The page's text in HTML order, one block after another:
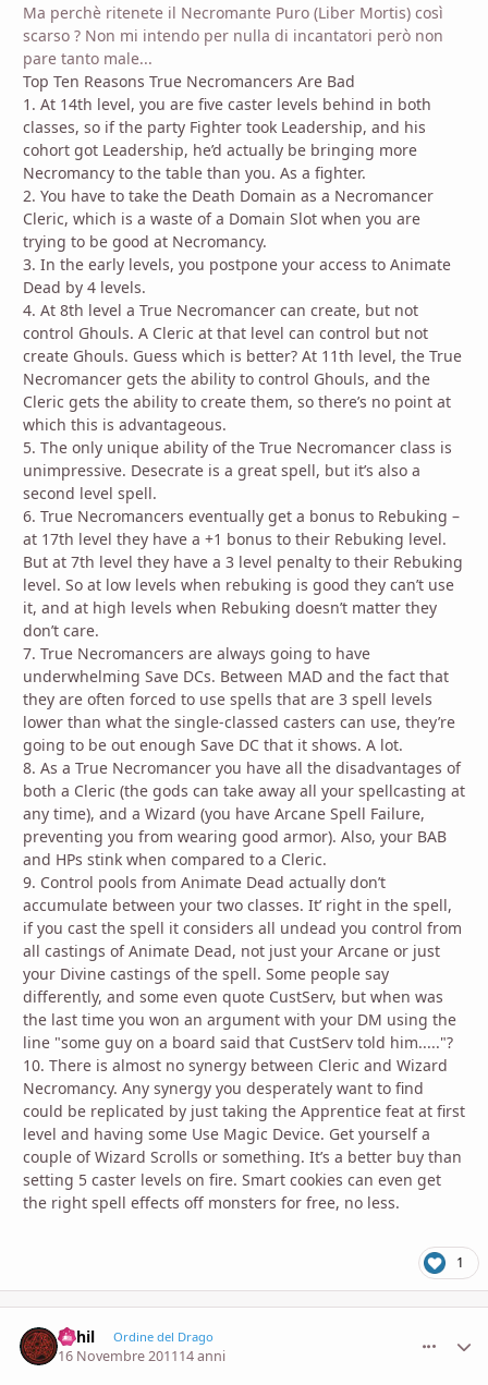
Ma perchè ritenete il Necromante Puro (Liber Mortis) così
scarso ? Non mi intendo per nulla di incantatori però non
pare tanto male...
Top Ten Reasons True Necromancers Are Bad
1. At 14th level, you are five caster levels behind in both
classes, so if the party Fighter took Leadership, and his
cohort got Leadership, he’d actually be bringing more
Necromancy to the table than you. As a fighter.
2. You have to take the Death Domain as a Necromancer
Cleric, which is a waste of a Domain Slot when you are
trying to be good at Necromancy.
3. In the early levels, you postpone your access to Animate
Dead by 4 levels.
4. At 8th level a True Necromancer can create, but not
control Ghouls. A Cleric at that level can control but not
create Ghouls. Guess which is better? At 11th level, the True
Necromancer gets the ability to control Ghouls, and the
Cleric gets the ability to create them, so there’s no point at
which this is advantageous.
5. The only unique ability of the True Necromancer class is
unimpressive. Desecrate is a great spell, but it’s also a
second level spell.
6. True Necromancers eventually get a bonus to Rebuking –
at 17th level they have a +1 bonus to their Rebuking level.
But at 7th level they have a 3 level penalty to their Rebuking
level. So at low levels when rebuking is good they can’t use
it, and at high levels when Rebuking doesn’t matter they
don’t care.
7. True Necromancers are always going to have
underwhelming Save DCs. Between MAD and the fact that
they are often forced to use spells that are 3 spell levels
lower than what the single-classed casters can use, they’re
going to be out enough Save DC that it shows. A lot.
8. As a True Necromancer you have all the disadvantages of
both a Cleric (the gods can take away all your spellcasting at
any time), and a Wizard (you have Arcane Spell Failure,
preventing you from wearing good armor). Also, your BAB
and HPs stink when compared to a Cleric.
9. Control pools from Animate Dead actually don’t
accumulate between your two classes. It’ right in the spell,
if you cast the spell it considers all undead you control from
all castings of Animate Dead, not just your Arcane or just
your Divine castings of the spell. Some people say
differently, and some even quote CustServ, but when was
the last time you won an argument with your DM using the
line "some guy on a board said that CustServ told him....."?
10. There is almost no synergy between Cleric and Wizard
Necromancy. Any synergy you desperately want to find
could be replicated by just taking the Apprentice feat at first
level and having some Use Magic Device. Get yourself a
couple of Wizard Scrolls or something. It’s a better buy than
setting 5 caster levels on fire. Smart cookies can even get
the right spell effects off monsters for free, no less.
1
Vehil Ordine del Drago
16 Novembre 201114 anni